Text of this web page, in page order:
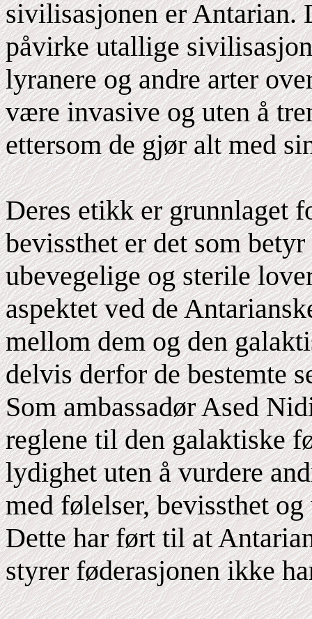
sivilisasjonen er Antarian.
påvirke utallige
lyranere og andre arter
være invasive og uten å
ettersom de gjør alt med
Deres etikk er grunnlaget
bevissthet er det som
ubevegelige og sterile
aspektet ved de
mellom dem og den
delvis derfor de bestemte
Som ambassadør Ased
reglene til den galaktiske
lydighet uten å vurdere
med følelser, bevissthet
Dette har ført til at
styrer føderasjonen ikke